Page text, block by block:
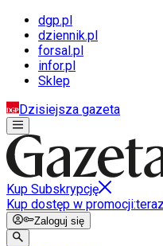
dgp.pl
dziennik.pl
forsal.pl
infor.pl
Sklep
Dzisiejsza gazeta
Kup Subskrypcję
Kup dostęp w promocji:
Zaloguj się